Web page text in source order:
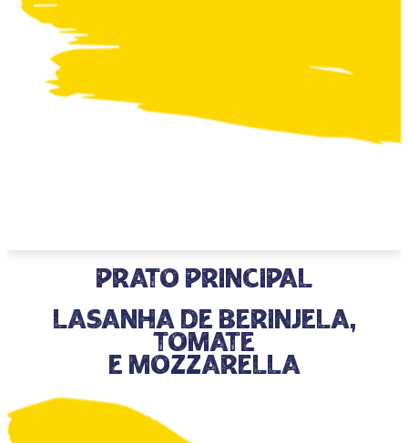
prato principal
Lasanha de Berinjela,
Tomate
e Mozzarella